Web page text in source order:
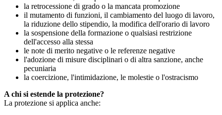
la retrocessione di grado o la mancata promozione
il mutamento di funzioni, il cambiamento del luogo di lavoro,
la riduzione dello stipendio, la modifica dell'orario di lavoro
la sospensione della formazione o qualsiasi restrizione
dell'accesso alla stessa
le note di merito negative o le referenze negative
l'adozione di misure disciplinari o di altra sanzione, anche
pecuniaria
la coercizione, l'intimidazione, le molestie o l'ostracismo
A chi si estende la protezione?
La protezione si applica anche: